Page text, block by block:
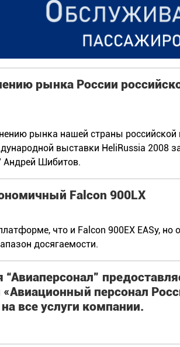
рынка России
рынка нашей страны российской
выставки HeliRussia 2008
Андрей Шибитов.
Falcon 900LX
что и Falcon 900EX EASy,
досягаемости.
персонал
все услуги компании.